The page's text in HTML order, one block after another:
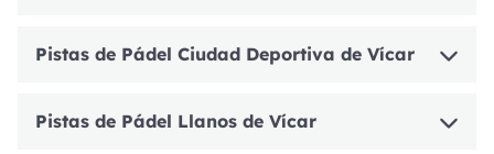
Pistas de Pádel Ciudad Deportiva de Vícar
Pistas de Pádel Llanos de Vícar